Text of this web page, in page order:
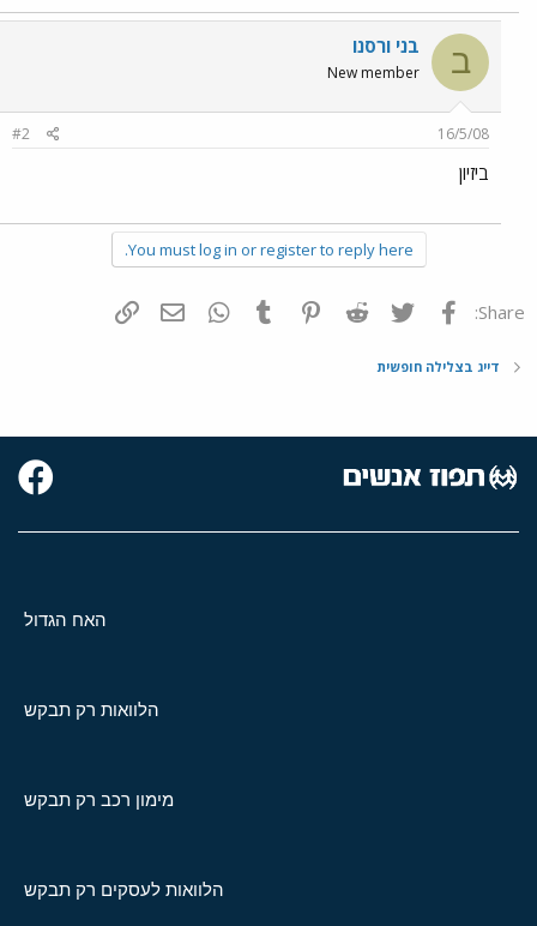
ב בני ורסנו
New member
16/5/08
#2
ביזיון
You must log in or register to reply here.
Share: פייסבוק Twitter
Reddit
Pinterest
Tumblr
WhatsAppדואר אלקטרוני
דייג בצלילה חופשית
האח הגדול
הלוואות רק תבקש
מימון רכב רק תבקש
הלוואות לעסקים רק תבקש